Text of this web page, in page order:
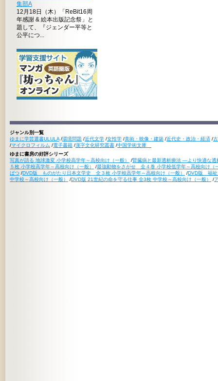
集部A
12月18日（木）「ReBit16周
年感謝 & 絵本出版記念祭」と
題して、『ジェンダー平等と
公平につ...
ジャンル別一覧
ゆまに学芸選書ULULA /環境問題 /近代文学 /女性学 /美術・映像・建築 /近代史・政治・経済 /
/マイクロフィルム /電子書籍 /漢字文化研究叢書 /中国学術文庫
ゆまに書房の好評シリーズ
写真が語る 地球激変 小学校高学年～高校向け（一般）
/腎臓病と最新透析療法 ―より快適な
５枚 小学校高学年～高校向け（一般）
/最強動物をさがせ 全４巻 小学校低学年～高校向け（
ばつ /DVD版 ものがたり日本文学史 全３枚 小学校高学年～高校向け（一般） /DVD版 福祉
中学校～高校向け（一般）
/DVD版 21世紀の命を守る仕事 全3枚 中学校～高校向け（一般） /